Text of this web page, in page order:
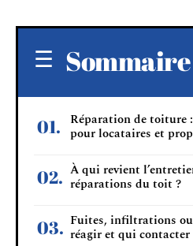
Sommaire
Réparation de toiture
pour locataires et
À qui revient
réparations du toit ?
Fuites, infiltrations
réagir et qui contacter